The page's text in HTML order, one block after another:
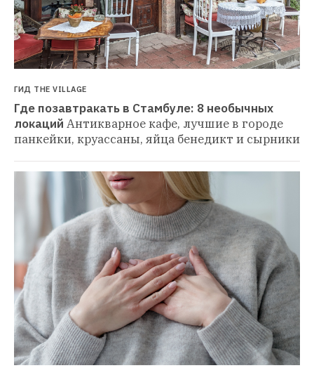
ГИД THE VILLAGE
Где позавтракать в Стамбуле: 8 необычных
локаций Антикварное кафе, лучшие в городе
панкейки, круассаны, яйца бенедикт и сырники